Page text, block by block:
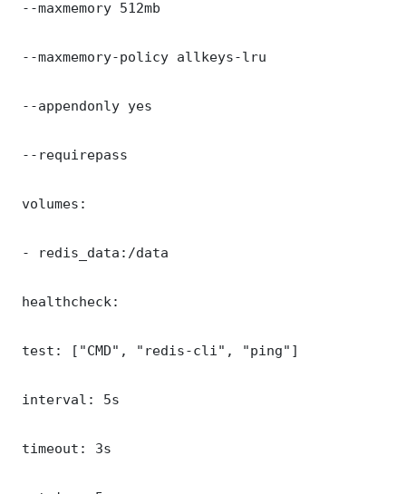
--maxmemory 512mb
--maxmemory-policy allkeys-lru
--appendonly yes
--requirepass
volumes:
- redis_data:/data
healthcheck:
test: ["CMD", "redis-cli", "ping"]
interval: 5s
timeout: 3s